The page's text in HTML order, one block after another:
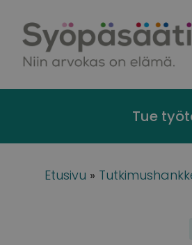
Tue
Etusivu »